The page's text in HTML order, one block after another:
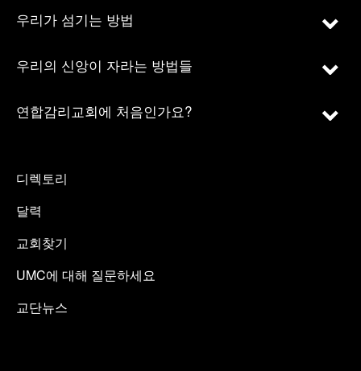
우리가 섬기는 방법
우리의 신앙이 자라는 방법들
연합감리교회에 처음인가요?
디렉토리
달력
교회찾기
UMC에 대해 질문하세요
교단뉴스